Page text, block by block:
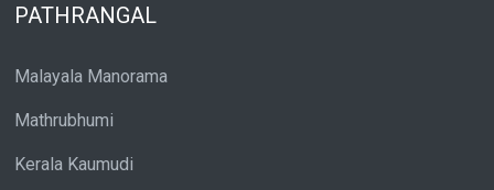
PATHRANGAL
Malayala Manorama
Mathrubhumi
Kerala Kaumudi